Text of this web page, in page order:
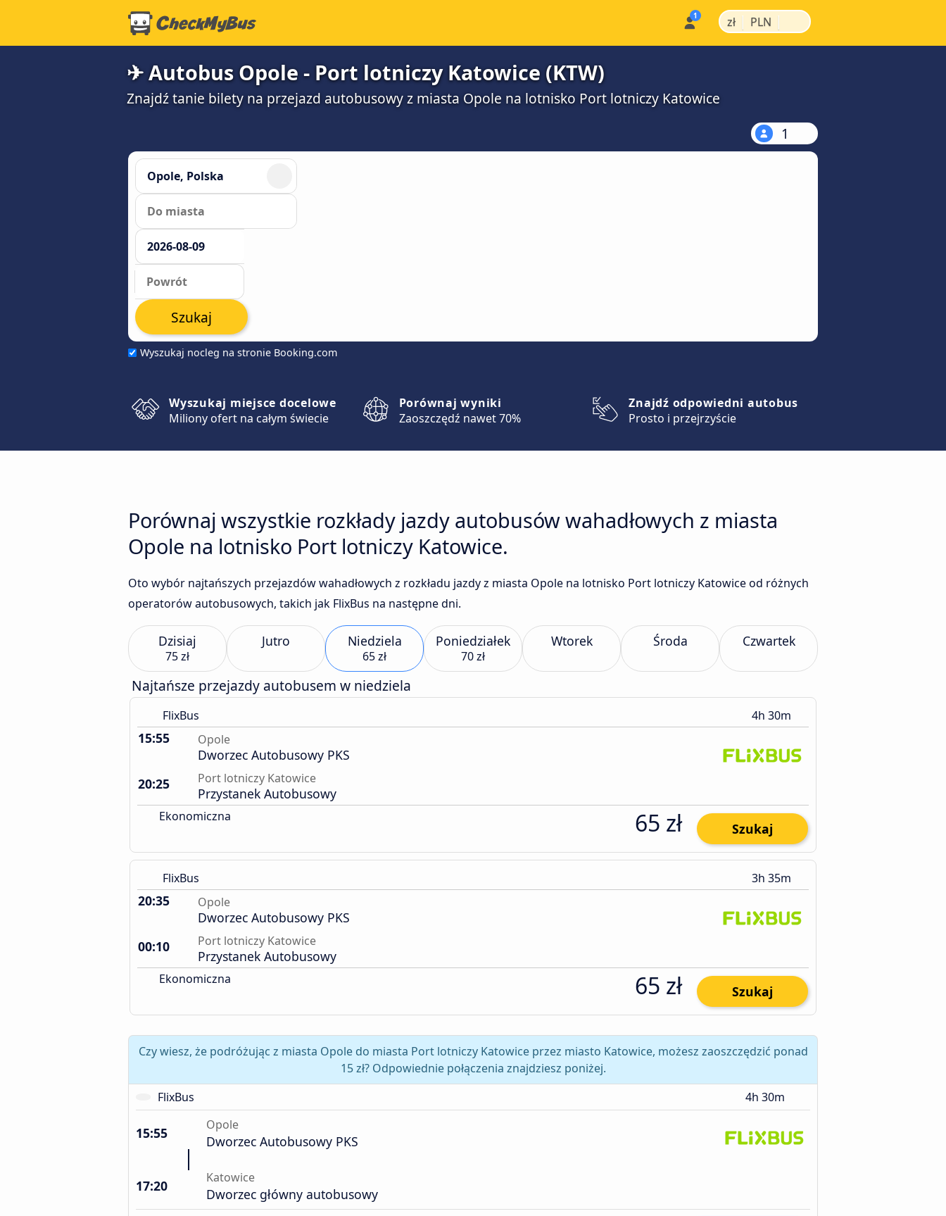
zł | PLN |
✈ Autobus Opole - Port lotniczy Katowice (KTW)
Znajdź tanie bilety na przejazd autobusowy z miasta Opole na lotnisko Port lotniczy Katowice
1
Wyszukaj nocleg na stronie Booking.com
Szukaj
Wyszukaj miejsce docelowe
Miliony ofert na całym świecie
Porównaj wyniki
Zaoszczędź nawet 70%
Znajdź odpowiedni autobus
Prosto i przejrzyście
Porównaj wszystkie rozkłady jazdy autobusów wahadłowych z miasta
Opole na lotnisko Port lotniczy Katowice.
Oto wybór najtańszych przejazdów wahadłowych z rozkładu jazdy z miasta Opole na lotnisko Port lotniczy Katowice od różnych
operatorów autobusowych, takich jak FlixBus na następne dni.
Dzisiaj
75 zł
Jutro Niedziela
65 zł
Poniedziałek
70 zł
Wtorek Środa Czwartek
Najtańsze przejazdy autobusem w niedziela
FlixBus 4h 30m
15:55 Opole
Dworzec Autobusowy PKS
20:25
Port lotniczy Katowice
Przystanek Autobusowy
Ekonomiczna 65 zł Szukaj
FlixBus 3h 35m
20:35 Opole
Dworzec Autobusowy PKS
00:10
Port lotniczy Katowice
Przystanek Autobusowy
Ekonomiczna 65 zł Szukaj
Czy wiesz, że podróżując z miasta Opole do miasta Port lotniczy Katowice przez miasto Katowice, możesz zaoszczędzić ponad
15 zł? Odpowiednie połączenia znajdziesz poniżej.
FlixBus
4h 30m
15:55 Opole
Dworzec Autobusowy PKS
17:20 Katowice
Dworzec główny autobusowy